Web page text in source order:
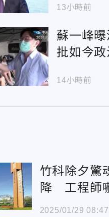
13小時前
蘇一峰
批如今
14小時前
竹科除夕驚
降 工程師
趕回園區
2025/01/29 08:47